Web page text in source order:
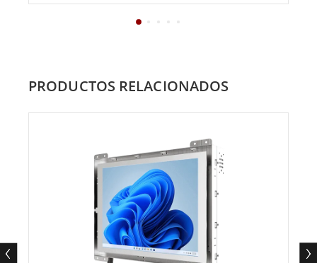
PRODUCTOS RELACIONADOS